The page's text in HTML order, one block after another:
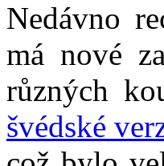
Nedávno
má nové
různých
švédské